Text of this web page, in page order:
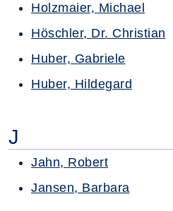
Holzmaier, Michael
Höschler, Dr. Christian
Huber, Gabriele
Huber, Hildegard
J
Jahn, Robert
Jansen, Barbara